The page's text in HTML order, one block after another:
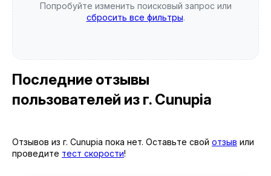
Попробуйте изменить поисковый запрос или
сбросить все фильтры.
Последние отзывы
пользователей из г. Cunupia
Отзывов из г. Cunupia пока нет. Оставьте свой отзыв или
проведите тест скорости!